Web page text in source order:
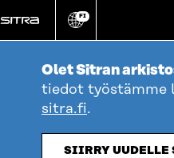
suoraan
sisältöön
Vaihda
kieli
FI
Olet Sitran
tiedot työstämme
sitra.fi.
SIIRRY UUDELLE